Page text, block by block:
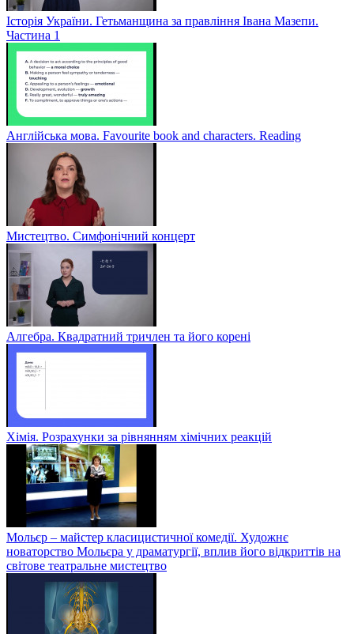
Історія України. Гетьманщина за правління Івана Мазепи.
Частина 1
Англійська мова. Favourite book and characters. Reading
Мистецтво. Симфонічний концерт
Алгебра. Квадратний тричлен та його корені
Хімія. Розрахунки за рівнянням хімічних реакцій
Мольєр – майстер класицистичної комедії. Художнє
новаторство Мольєра у драматургії, вплив його відкриттів на
світове театральне мистецтво